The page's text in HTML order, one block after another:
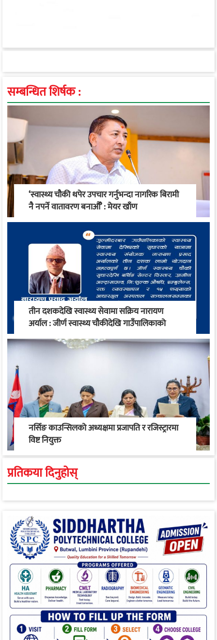
सम्बन्धित शिर्षक :
‘स्वास्थ्य चौकी थपेर उपचार गर्नुभन्दा नागरिक बिरामी
नै नपर्ने वातावरण बनाऔँ’ : मेयर खाँण
तीन दशकदेखि स्वास्थ्य सेवामा सक्रिय नारायण
अर्याल : जीर्ण स्वास्थ्य चौकीदेखि गाउँपालिकाको
स्वास्थ्य रूपान्तरण सम्म
नर्सिङ काउन्सिलको अध्यक्षमा प्रजापति र रजिस्ट्रारमा
विष्ट नियुक्त
प्रतिकया दिनुहोस्